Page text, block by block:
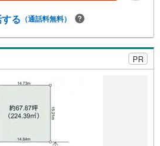
気軽にお問合せくださいハウスフリーダ
機設置）がございます（19時以降も問合
る （通話料無料）
PR